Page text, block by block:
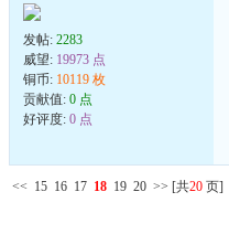
发帖: 2283
威望: 19973 点
铜币: 10119 枚
贡献值: 0 点
好评度: 0 点
<< 15 16 17 18 19 20 >> [共20 页